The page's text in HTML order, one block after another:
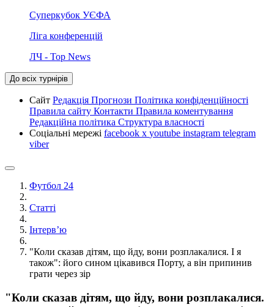
Суперкубок УЄФА
Ліга конференцій
ЛЧ - Top News
До всіх турнірів
Сайт Редакція Прогнози Політика конфіденційності
Правила сайту Контакти Правила коментування
Редакційна політика Структура власності
Соціальні мережі facebook x youtube instagram telegram
viber
Футбол 24
Статті
Інтерв’ю
"Коли сказав дітям, що йду, вони розплакалися. І я
також": його сином цікавився Порту, а він припинив
грати через зір
"Коли сказав дітям, що йду, вони розплакалися.